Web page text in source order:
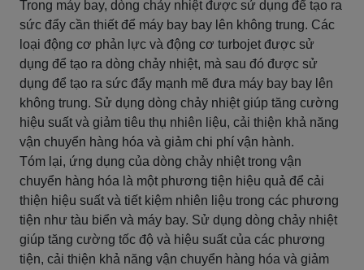
Trong máy bay, dòng chảy nhiệt được sử dụng để tạo ra
sức đẩy cần thiết để máy bay bay lên không trung. Các
loại động cơ phản lực và động cơ turbojet được sử
dụng để tạo ra dòng chảy nhiệt, mà sau đó được sử
dụng để tạo ra sức đẩy mạnh mẽ đưa máy bay bay lên
không trung. Sử dụng dòng chảy nhiệt giúp tăng cường
hiệu suất và giảm tiêu thụ nhiên liệu, cải thiện khả năng
vận chuyển hàng hóa và giảm chi phí vận hành.
Tóm lại, ứng dụng của dòng chảy nhiệt trong vận
chuyển hàng hóa là một phương tiện hiệu quả để cải
thiện hiệu suất và tiết kiệm nhiên liệu trong các phương
tiện như tàu biển và máy bay. Sử dụng dòng chảy nhiệt
giúp tăng cường tốc độ và hiệu suất của các phương
tiện, cải thiện khả năng vận chuyển hàng hóa và giảm